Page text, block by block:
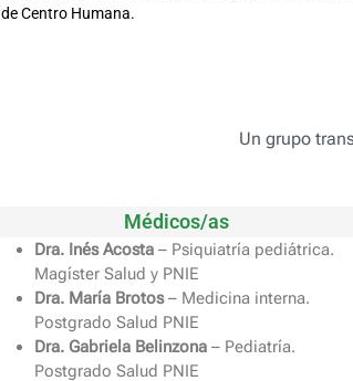
de Centro Humana.
Un grupo
Médicos/as
Dra. Inés Acosta – Psiquiatría pediátrica.
Magíster Salud y PNIE
Dra. María Brotos– Medicina interna.
Postgrado Salud PNIE
Dra. Gabriela Belinzona – Pediatría.
Postgrado Salud PNIE